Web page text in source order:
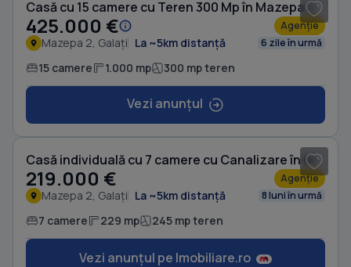
Casă cu 15 camere cu Teren 300 Mp în Mazepa 2
425.000 € Agenție
Mazepa 2, Galați La ~5km distanță 6 zile în urmă
15 camere 1.000 mp 300 mp teren
Vezi anunțul
Casă individuală cu 7 camere cu Canalizare în Mazepa 2
219.000 € Agenție
Mazepa 2, Galați La ~5km distanță 8 luni în urmă
7 camere 229 mp 245 mp teren
Vezi anunțul pe Imobiliare.ro